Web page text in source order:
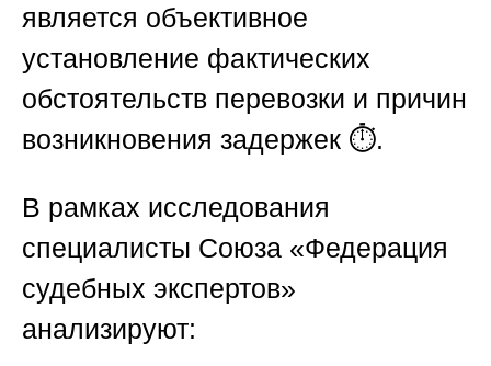
является объективное
установление фактических
обстоятельств перевозки и причин
возникновения задержек ⏱️.
В рамках исследования
специалисты Союза «Федерация
судебных экспертов»
анализируют: